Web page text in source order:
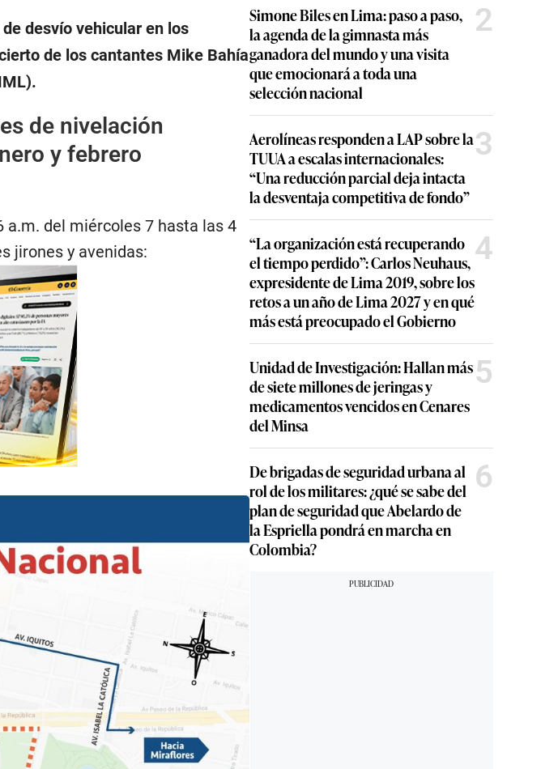
desvío vehicular en los
de los cantantes Mike Bahía
de nivelación
y febrero
del miércoles 7 hasta las 4
jirones y avenidas:
Simone Biles en Lima: paso a paso,
la agenda de la gimnasta más
ganadora del mundo y una visita
que emocionará a toda una
selección nacional
2
Aerolíneas responden a LAP sobre la
TUUA a escalas internacionales:
“Una reducción parcial deja intacta
la desventaja competitiva de fondo”
3
“La organización está recuperando
el tiempo perdido”: Carlos Neuhaus,
expresidente de Lima 2019, sobre los
retos a un año de Lima 2027 y en qué
más está preocupado el Gobierno
4
Unidad de Investigación: Hallan más
de siete millones de jeringas y
medicamentos vencidos en Cenares
del Minsa
5
De brigadas de seguridad urbana al
rol de los militares: ¿qué se sabe del
plan de seguridad que Abelardo de
la Espriella pondrá en marcha en
Colombia?
6